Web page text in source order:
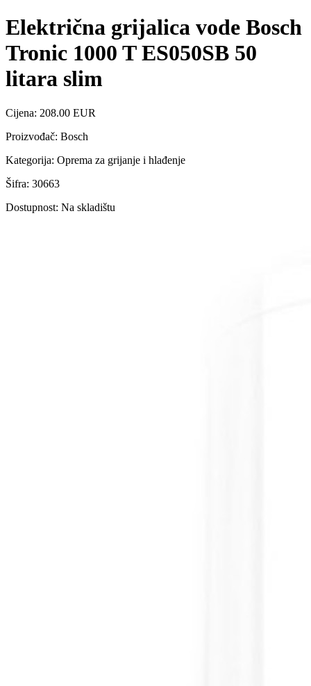
Električna grijalica vode Bosch
Tronic 1000 T ES050SB 50
litara slim
Cijena: 208.00 EUR
Proizvođač: Bosch
Kategorija: Oprema za grijanje i hlađenje
Šifra: 30663
Dostupnost: Na skladištu